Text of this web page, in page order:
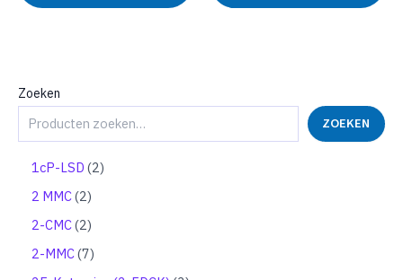
Zoeken
ZOEKEN
1cP-LSD 22
2 MMC 22
r
o
2-CMC 22
r
2-MMC 77